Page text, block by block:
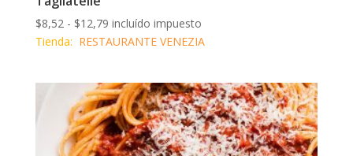
$8,52 - $12,79Rango
de
$8,52
hasta
$12,79
incluído impuesto
Tienda: RESTAURANTE VENEZIA